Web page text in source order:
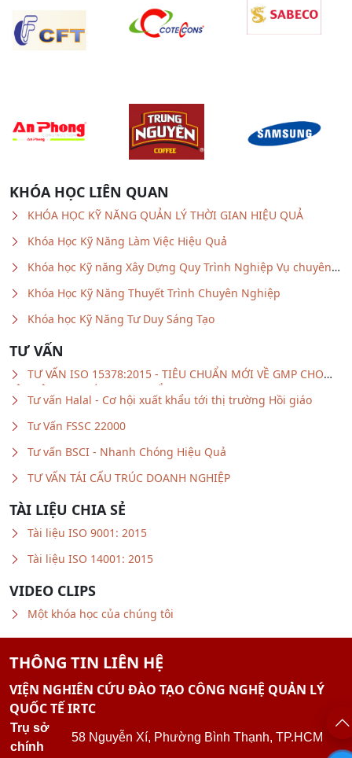
KHÓA HỌC LIÊN QUAN
KHÓA HỌC KỸ NĂNG QUẢN LÝ THỜI GIAN HIỆU QUẢ
Khóa Học Kỹ Năng Làm Việc Hiệu Quả
Khóa học Kỹ năng Xây Dựng Quy Trình Nghiệp Vụ chuyên
nghiệp
Khóa Học Kỹ Năng Thuyết Trình Chuyên Nghiệp
Khóa học Kỹ Năng Tư Duy Sáng Tạo
TƯ VẤN
TƯ VẤN ISO 15378:2015 - TIÊU CHUẨN MỚI VỀ GMP CHO
VẬT LIỆU BAO GÓI DƯỢC PHẨM
Tư vấn Halal - Cơ hội xuất khẩu tới thị trường Hồi giáo
Tư Vấn FSSC 22000
Tư vấn BSCI - Nhanh Chóng Hiệu Quả
TƯ VẤN TÁI CẤU TRÚC DOANH NGHIỆP
TÀI LIỆU CHIA SẺ
Tài liệu ISO 9001: 2015
Tài liệu ISO 14001: 2015
VIDEO CLIPS
VIỆN NGHIÊN CỨU ĐÀO TẠO CÔNG NGHỆ QUẢN LÝ
Trụ sở
chính
58 Nguyễn Xí, Phường Bình Thạnh, TP.HCM
VP Hà
Nội
Số 4 Ngõ 389 Hoàng Quốc Việt, Phường Nghĩa